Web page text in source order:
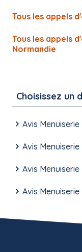
Tous les appels
Tous les appels
Normandie
Choisissez un
Avis
Avis
Avis
Avis